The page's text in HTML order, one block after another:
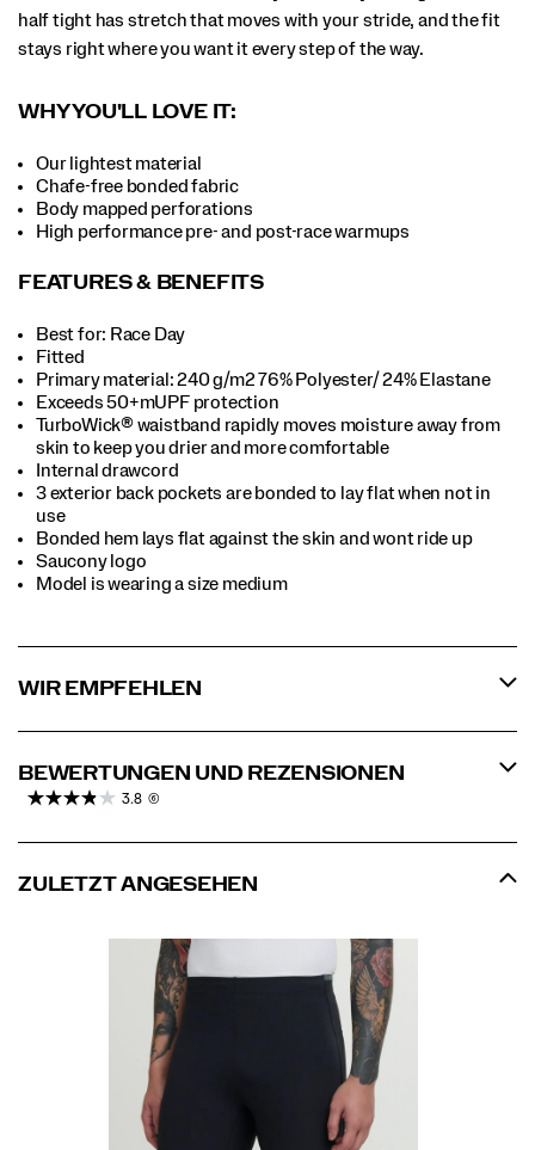
half tight has stretch that moves with your stride, and the fit
stays right where you want it every step of the way.
WHY YOU'LL LOVE IT:
Our lightest material
Chafe-free bonded fabric
Body mapped perforations
High performance pre- and post-race warmups
FEATURES & BENEFITS
Best for: Race Day
Fitted
Primary material: 240 g/m2 76% Polyester/ 24% Elastane
Exceeds 50+mUPF protection
TurboWick® waistband rapidly moves moisture away from
skin to keep you drier and more comfortable
Internal drawcord
3 exterior back pockets are bonded to lay flat when not in
use
Bonded hem lays flat against the skin and wont ride up
Saucony logo
Model is wearing a size medium
WIR EMPFEHLEN
BEWERTUNGEN UND REZENSIONEN
3.8 (6)
ZULETZT ANGESEHEN